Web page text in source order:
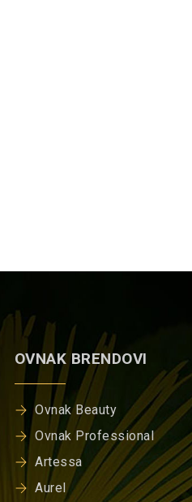
OVNAK BRENDOVI
Ovnak Beauty
Ovnak Professional
Artessa
Aurel